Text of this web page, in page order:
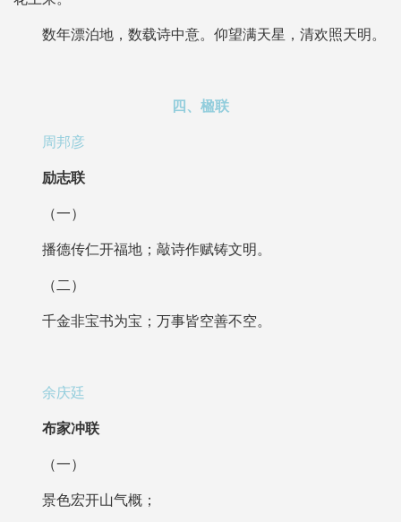
数年漂泊地，数载诗中意。仰望满天星，清欢照天明。
四、楹联
周邦彦
励志联
（一）
播德传仁开福地；敲诗作赋铸文明。
（二）
千金非宝书为宝；万事皆空善不空。
余庆廷
布家冲联
（一）
景色宏开山气概；